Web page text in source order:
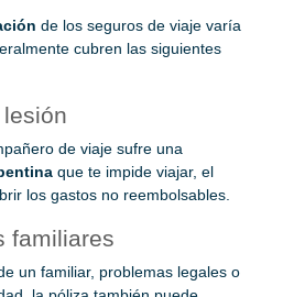
de los seguros de viaje varía
cubren las siguientes
de viaje sufre una
que te impide viajar, el
los gastos no reembolsables.
familiares
un familiar, problemas legales o